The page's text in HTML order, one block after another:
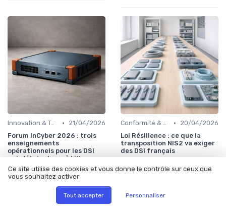
Innovation & Tendances •
21/04/2026
Forum InCyber 2026 : trois
enseignements
opérationnels pour les DSI
qui n'étaient pas à Lille
Conformité & Réglementations •
20/04/2026
Loi Résilience : ce que la
transposition NIS2 va exiger
des DSI français
Ce site utilise des cookies et vous donne le contrôle sur ceux que
vous souhaitez activer
Tout accepter Personnaliser